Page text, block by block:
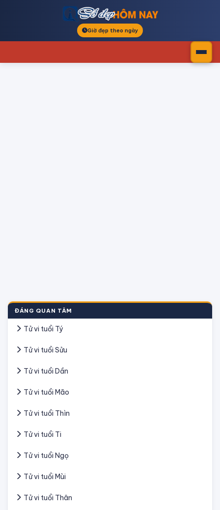
Giờ đẹp theo ngày
ĐÁNG QUAN TÂM
Tử vi tuổi Tý
Tử vi tuổi Sửu
Tử vi tuổi Dần
Tử vi tuổi Mão
Tử vi tuổi Thìn
Tử vi tuổi Ti
Tử vi tuổi Ngọ
Tử vi tuổi Mùi
Tử vi tuổi Thân